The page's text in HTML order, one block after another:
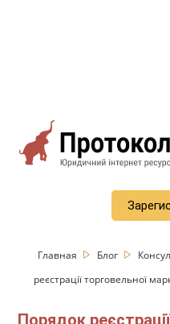
Главная Блог
реєстрації торговельної
Порядок